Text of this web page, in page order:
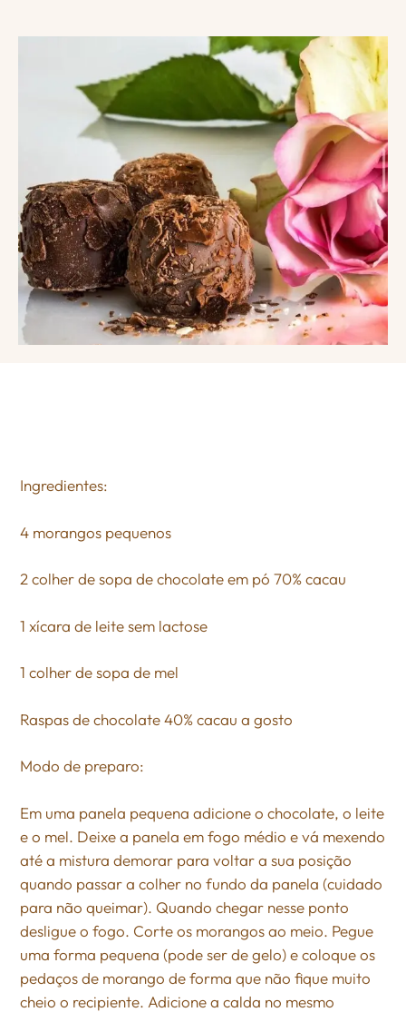
Ingredientes:
4 morangos pequenos
2 colher de sopa de chocolate em pó 70% cacau
1 xícara de leite sem lactose
1 colher de sopa de mel
Raspas de chocolate 40% cacau a gosto
Modo de preparo:
Em uma panela pequena adicione o chocolate, o leite
e o mel. Deixe a panela em fogo médio e vá mexendo
até a mistura demorar para voltar a sua posição
quando passar a colher no fundo da panela (cuidado
para não queimar). Quando chegar nesse ponto
desligue o fogo. Corte os morangos ao meio. Pegue
uma forma pequena (pode ser de gelo) e coloque os
pedaços de morango de forma que não fique muito
cheio o recipiente. Adicione a calda no mesmo